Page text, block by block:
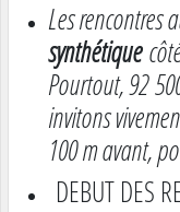
Les rencontres
synthétique
Pourtout, 92
invitons
100 m avant,
DEBUT DES